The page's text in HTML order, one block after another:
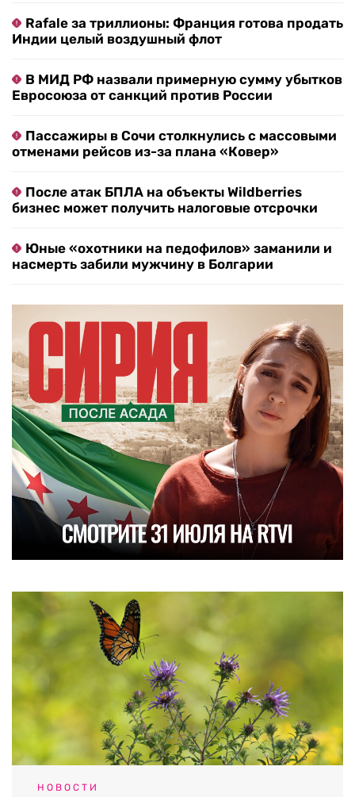
Rafale за триллионы: Франция готова продать
Индии целый воздушный флот
В МИД РФ назвали примерную сумму убытков
Евросоюза от санкций против России
Пассажиры в Сочи столкнулись с массовыми
отменами рейсов из-за плана «Ковер»
После атак БПЛА на объекты Wildberries
бизнес может получить налоговые отсрочки
Юные «охотники на педофилов» заманили и
насмерть забили мужчину в Болгарии
НОВОСТИ